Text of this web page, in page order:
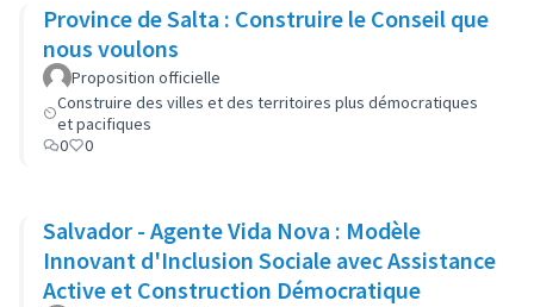
Province de Salta : Construire le Conseil que
nous voulons
Proposition officielle
Construire des villes et des territoires plus démocratiques
et pacifiques
0
0
Salvador - Agente Vida Nova : Modèle
Innovant d'Inclusion Sociale avec Assistance
Active et Construction Démocratique